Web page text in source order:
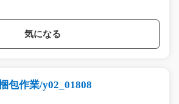
気になる
包作業/y02_01808